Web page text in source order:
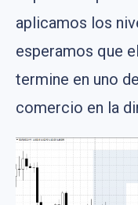
aplicamos los
esperamos que
termine en uno
comercio en la